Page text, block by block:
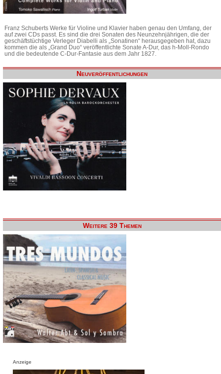
Franz Schuberts Werke für Violine und Klavier haben genau den Umfang, der
auf zwei CDs passt. Es sind die drei Sonaten des Neunzehnjährigen, die der
geschäftstüchtige Verleger Diabelli als „Sonatinen“ herausgegeben hat, dazu
kommen die als „Grand Duo“ veröffentlichte Sonate A-Dur, das h-Moll-Rondo
und die bedeutende C-Dur-Fantasie aus dem Jahr 1827.
Neuveröffentlichungen
Weitere 39 Themen
Anzeige